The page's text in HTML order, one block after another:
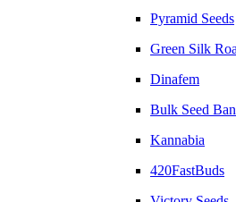
Pyramid Seeds
Green Silk
Dinafem
Bulk Seed
Kannabia
420FastBuds